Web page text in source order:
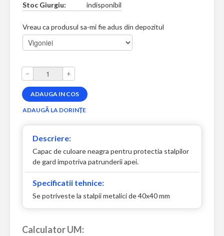
Stoc Giurgiu:
indisponibil
Vreau ca produsul sa-mi fie adus din depozitul
– +
Descriere:
Capac de culoare neagra pentru protectia stalpilor
de gard impotriva patrunderii apei.
Specificatii tehnice:
Se potriveste la stalpii metalici de 40x40 mm
Calculator UM: